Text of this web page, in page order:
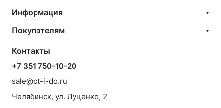
Информация
Покупателям
Контакты
+7 351 750-10-20
sale@ot-i-do.ru
Челябинск, ул. Луценко, 2